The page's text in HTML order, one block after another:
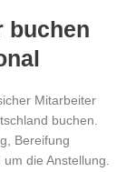
buchen
Mitarbeiter
buchen.
Bereifung
die Anstellung.